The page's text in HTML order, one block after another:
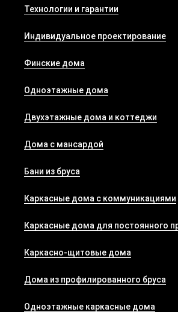
Технологии и гарантии
Индивидуальное проектирование
Финские дома
Одноэтажные дома
Двухэтажные дома и коттеджи
Дома с мансардой
Бани из бруса
Каркасные дома с коммуникациями
Каркасные дома для постоянного
Каркасно-щитовые дома
Дома из профилированного бруса
Одноэтажные каркасные дома